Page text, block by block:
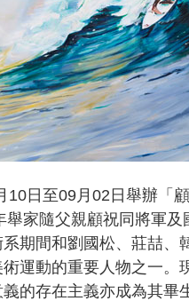
10日至09月02日舉辦「
家隨父親顧祝同將軍
期間和劉國松、莊喆、
運動的重要人物之一。
的存在主義亦成為其畢